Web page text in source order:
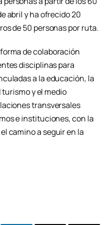
abril y ha ofrecido 20
de 50 personas por ruta.
de colaboración
disciplinas para
a la educación, la
y el medio
transversales
e instituciones, con la
camino a seguir en la